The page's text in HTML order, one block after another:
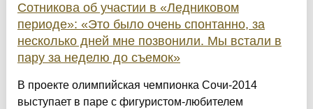
Сотникова об участии в «Ледниковом
периоде»: «Это было очень спонтанно, за
несколько дней мне позвонили. Мы встали в
пару за неделю до съемок»
В проекте олимпийская чемпионка Сочи-2014
выступает в паре с фигуристом-любителем